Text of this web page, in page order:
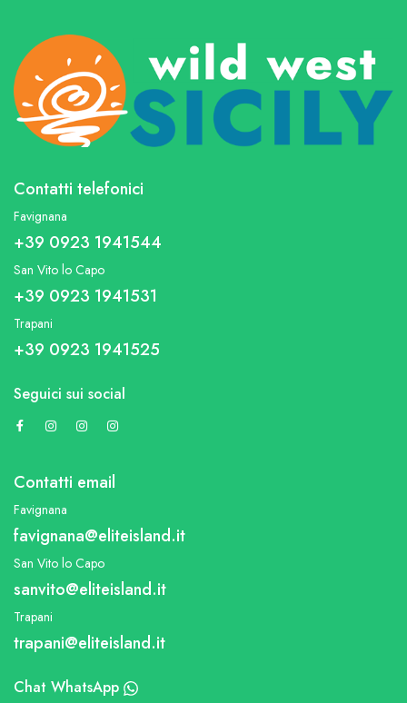
Contatti telefonici
Favignana
+39 0923 1941544
San Vito lo Capo
+39 0923 1941531
Trapani
+39 0923 1941525
Seguici sui social
Contatti email
Favignana
favignana@eliteisland.it
San Vito lo Capo
sanvito@eliteisland.it
Trapani
trapani@eliteisland.it
Chat WhatsApp